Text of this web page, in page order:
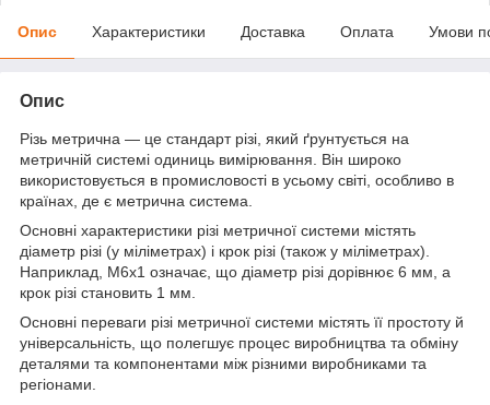
Опис Характеристики Доставка Оплата Умови
Опис
Різь метрична — це стандарт різі, який ґрунтується на
метричній системі одиниць вимірювання. Він широко
використовується в промисловості в усьому світі, особливо в
країнах, де є метрична система.
Основні характеристики різі метричної системи містять
діаметр різі (у міліметрах) і крок різі (також у міліметрах).
Наприклад, M6x1 означає, що діаметр різі дорівнює 6 мм, а
крок різі становить 1 мм.
Основні переваги різі метричної системи містять її простоту й
універсальність, що полегшує процес виробництва та обміну
деталями та компонентами між різними виробниками та
регіонами.